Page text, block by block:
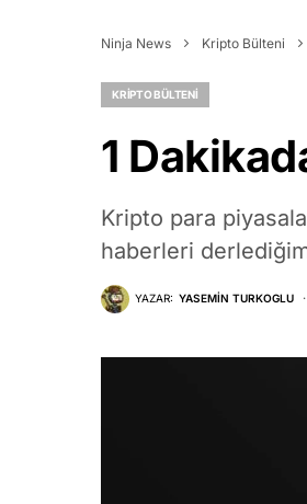
Ninja News Kripto Bülteni
KRIPTO BÜLTENI
1
Kripto para
haberleri
YAZAR: YASEMIN TURKOGLU